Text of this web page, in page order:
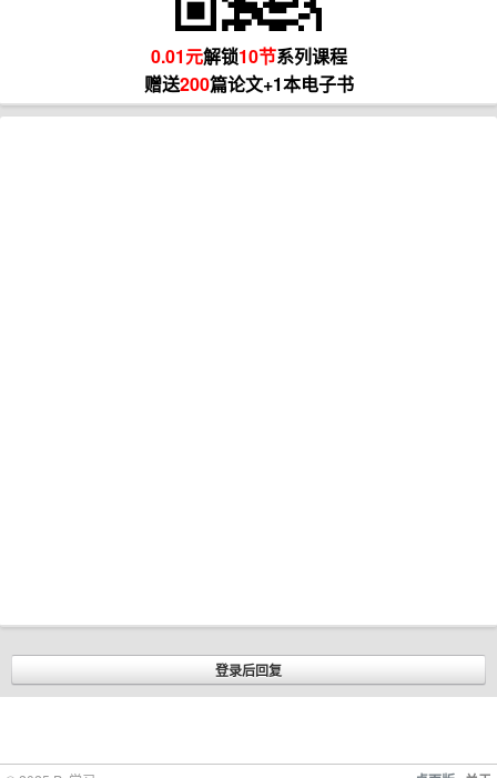
0.01元解锁10节系列课程
赠送200篇论文+1本电子书